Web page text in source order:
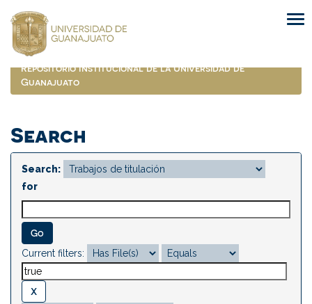
navigation
Repositorio Institucional de la Universidad de
Guanajuato
Search
Search:
for
Current filters: